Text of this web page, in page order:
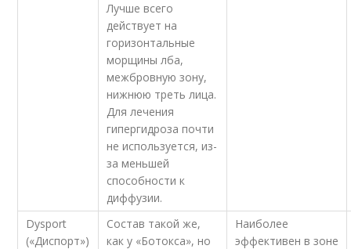
Лучше всего
действует на
горизонтальные
морщины лба,
межбровную зону,
нижнюю треть лица.
Для лечения
гипергидроза почти
не используется, из-
за меньшей
способности к
диффузии.
Dysport
(«Диспорт»)
Состав такой же,
как у «Ботокса», но
Наиболее
эффективен в зоне